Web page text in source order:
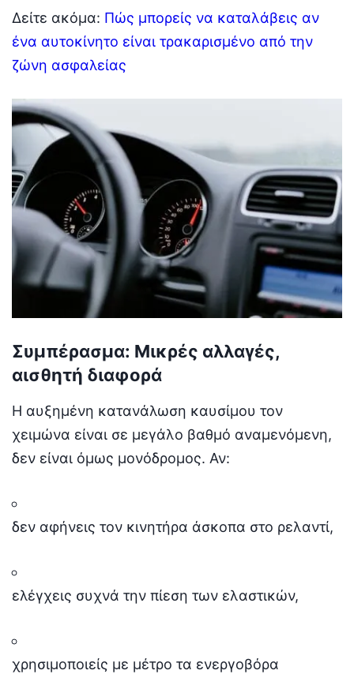
Δείτε ακόμα: Πώς μπορείς να καταλάβεις αν
ένα αυτοκίνητο είναι τρακαρισμένο από την
ζώνη ασφαλείας
Συμπέρασμα: Μικρές αλλαγές,
αισθητή διαφορά
Η αυξημένη κατανάλωση καυσίμου τον
χειμώνα είναι σε μεγάλο βαθμό αναμενόμενη,
δεν είναι όμως μονόδρομος. Αν:
δεν αφήνεις τον κινητήρα άσκοπα στο ρελαντί,
ελέγχεις συχνά την πίεση των ελαστικών,
χρησιμοποιείς με μέτρο τα ενεργοβόρα